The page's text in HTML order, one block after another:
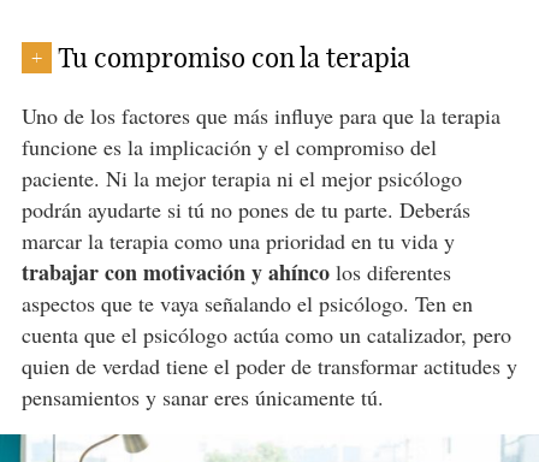
+ Tu compromiso con la terapia
Uno de los factores que más influye para que la terapia
funcione es la implicación y el compromiso del
paciente. Ni la mejor terapia ni el mejor psicólogo
podrán ayudarte si tú no pones de tu parte. Deberás
marcar la terapia como una prioridad en tu vida y
trabajar con motivación y ahíncolos diferentes
aspectos que te vaya señalando el psicólogo. Ten en
cuenta que el psicólogo actúa como un catalizador, pero
quien de verdad tiene el poder de transformar actitudes y
pensamientos y sanar eres únicamente tú.